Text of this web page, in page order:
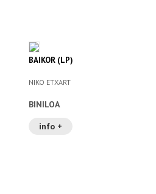
BAIKOR (LP)
NIKO ETXART
BINILOA
info +